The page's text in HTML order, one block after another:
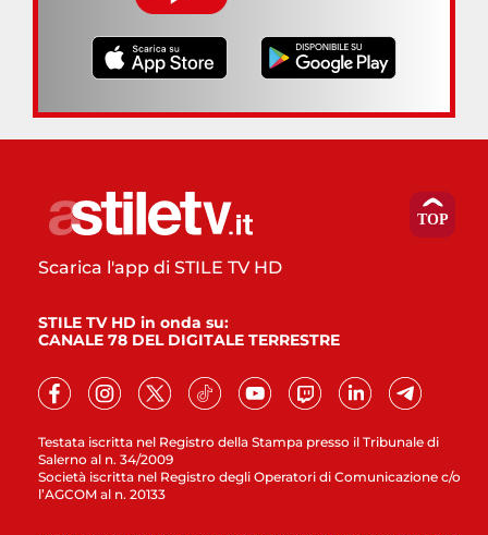
Testata iscritta nel Registro della Stampa presso il Tribunale di
Salerno al n. 34/2009
Società iscritta nel Registro degli Operatori di Comunicazione c/o
l’AGCOM al n. 20133
Scarica l'app di STILE TV HD
STILE TV HD in onda su:
CANALE 78 DEL DIGITALE TERRESTRE